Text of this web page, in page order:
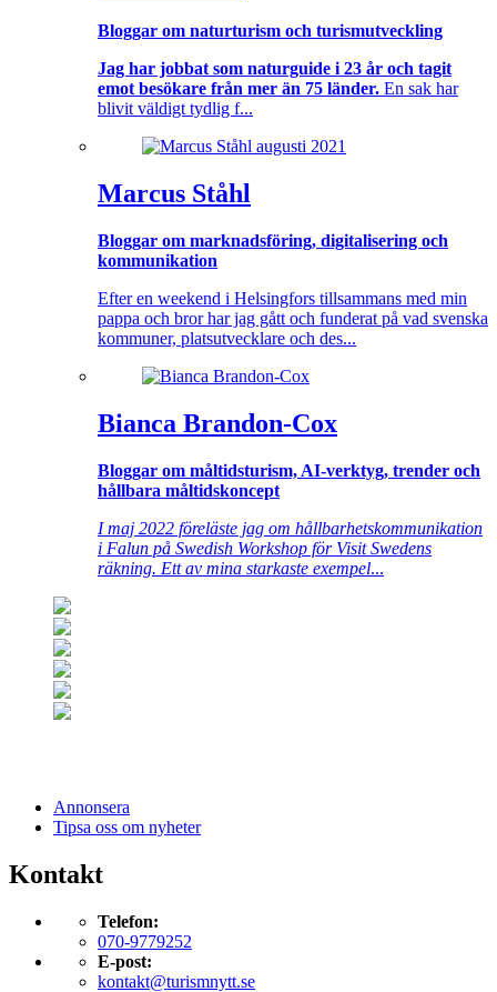
Bloggar om naturturism och turismutveckling
Jag har jobbat som naturguide i 23 år och tagit
emot besökare från mer än 75 länder. En sak har
blivit väldigt tydlig f...
Marcus Ståhl
Bloggar om marknadsföring, digitalisering och
kommunikation
Efter en weekend i Helsingfors tillsammans med min
pappa och bror har jag gått och funderat på vad svenska
kommuner, platsutvecklare och des...
Bianca Brandon-Cox
Bloggar om måltidsturism, AI-verktyg, trender och
hållbara måltidskoncept
I maj 2022 föreläste jag om hållbarhetskommunikation
i Falun på Swedish Workshop för Visit Swedens
räkning. Ett av mina starkaste exempel...
Annonsera
Tipsa oss om nyheter
Kontakt
Telefon:
070-9779252
E-post:
kontakt@turismnytt.se